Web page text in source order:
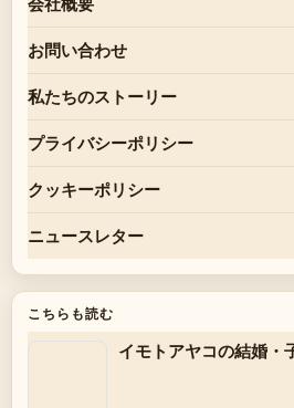
お問い合わせ
私たちのストーリー
プライバシーポリシー
クッキーポリシー
ニュースレター
こちらも読む
イモトアヤコの結婚・